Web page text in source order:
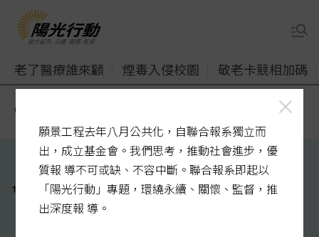
老了醫療誰來顧 煙毒入侵校園 敬老卡競相加碼
udn
願景工程去年八月公共化，自聯合報系獨立而
出，成立基金會。我們思考，推動社會進步，優
質報 導不可或缺、不容中斷。聯合報系即起以
「陽光行動」專題，環繞永續、關懷、監督，推
出深度報 導。